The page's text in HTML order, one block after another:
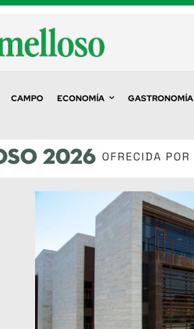
CAMPO ECONOMÍA GASTRONOMÍA